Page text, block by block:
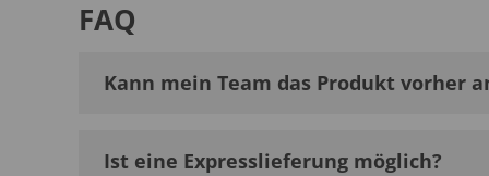
FAQ
Kann mein Team das Produkt vorher
Ist eine Expresslieferung möglich?